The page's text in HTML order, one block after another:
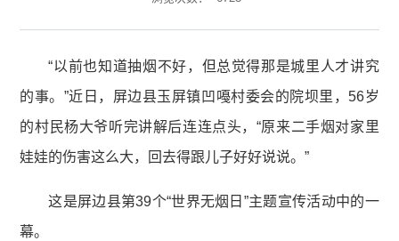
“以前也知道抽烟不好，但总觉得那是城里人才讲究
的事。”近日，屏边县玉屏镇凹嘠村委会的院坝里，56岁
的村民杨大爷听完讲解后连连点头，“原来二手烟对家里
娃娃的伤害这么大，回去得跟儿子好好说说。”
这是屏边县第39个“世界无烟日”主题宣传活动中的一
幕。